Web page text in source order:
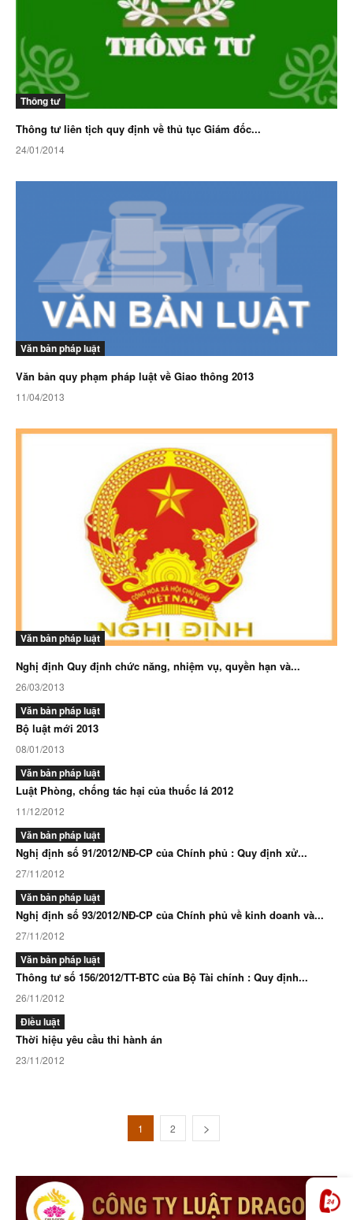
Thông tư
Thông tư liên tịch quy định về thủ tục Giám đốc...
24/01/2014
Văn bản pháp luật
Văn bản quy phạm pháp luật về Giao thông 2013
11/04/2013
Văn bản pháp luật
Nghị định Quy định chức năng, nhiệm vụ, quyền hạn và...
26/03/2013
Văn bản pháp luật
Bộ luật mới 2013
08/01/2013
Văn bản pháp luật
Luật Phòng, chống tác hại của thuốc lá 2012
11/12/2012
Văn bản pháp luật
Nghị định số 91/2012/NĐ-CP của Chính phủ : Quy định xử...
27/11/2012
Văn bản pháp luật
Nghị định số 93/2012/NĐ-CP của Chính phủ về kinh doanh và...
27/11/2012
Văn bản pháp luật
Thông tư số 156/2012/TT-BTC của Bộ Tài chính : Quy định...
26/11/2012
Điều luật
Thời hiệu yêu cầu thi hành án
23/11/2012
1 2